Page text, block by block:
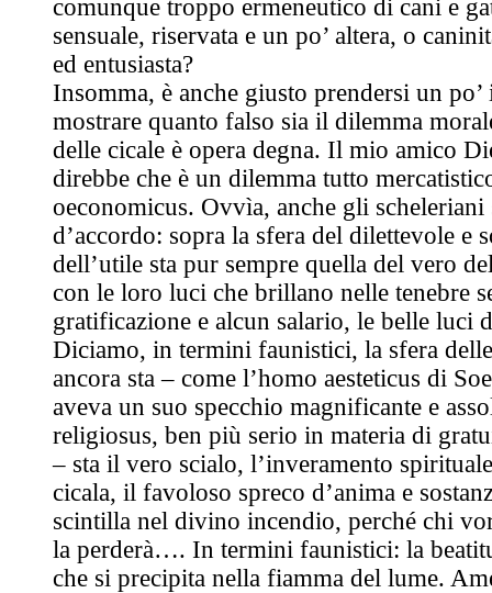
comunque troppo ermeneutico di cani e
sensuale, riservata e un po’ altera, o
ed entusiasta?
Insomma, è anche giusto prendersi un
mostrare quanto falso sia il dilemma
delle cicale è opera degna. Il mio amico
direbbe che è un dilemma tutto
oeconomicus. Ovvìa, anche gli scheleriani
d’accordo: sopra la sfera del dilettevole e
dell’utile sta pur sempre quella del vero
con le loro luci che brillano nelle tenebre
gratificazione e alcun salario, le belle luci
Diciamo, in termini faunistici, la sfera
ancora sta – come l’homo aesteticus di
aveva un suo specchio magnificante e
religiosus, ben più serio in materia di
– sta il vero scialo, l’inveramento
cicala, il favoloso spreco d’anima e
scintilla nel divino incendio, perché chi
la perderà…. In termini faunistici: la
che si precipita nella fiamma del lume.